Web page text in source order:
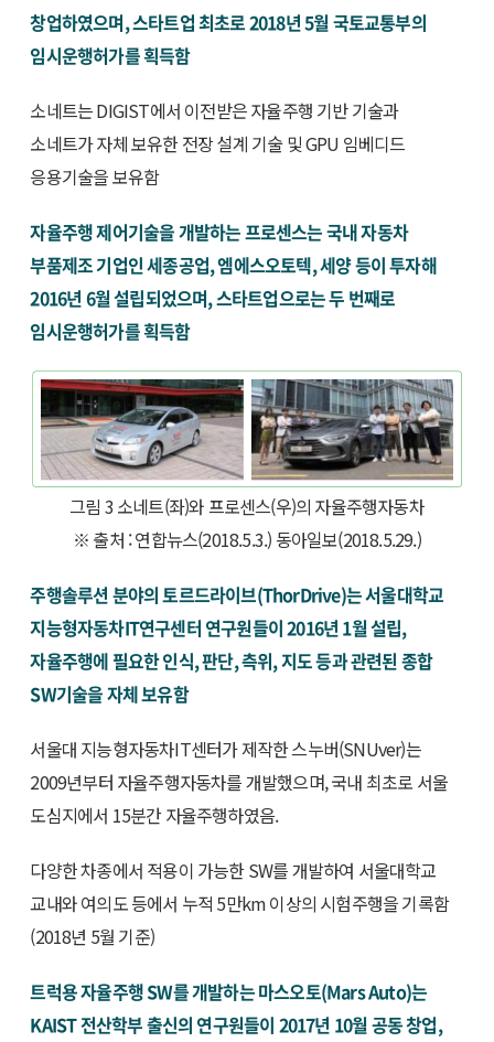
창업하였으며, 스타트업 최초로 2018년 5월 국토교통부의
임시운행허가를 획득함
소네트는 DIGIST에서 이전받은 자율주행 기반 기술과
소네트가 자체 보유한 전장 설계 기술 및 GPU 임베디드
응용기술을 보유함
자율주행 제어기술을 개발하는 프로센스는 국내 자동차
부품제조 기업인 세종공업, 엠에스오토텍, 세양 등이 투자해
2016년 6월 설립되었으며, 스타트업으로는 두 번째로
임시운행허가를 획득함
그림 3 소네트(좌)와 프로센스(우)의 자율주행자동차
※ 출처 : 연합뉴스(2018.5.3.) 동아일보(2018.5.29.)
주행솔루션 분야의 토르드라이브(ThorDrive)는 서울대학교
지능형자동차IT연구센터 연구원들이 2016년 1월 설립,
자율주행에 필요한 인식, 판단, 측위, 지도 등과 관련된 종합
SW기술을 자체 보유함
서울대 지능형자동차IT센터가 제작한 스누버(SNUver)는
2009년부터 자율주행자동차를 개발했으며, 국내 최초로 서울
도심지에서 15분간 자율주행하였음.
다양한 차종에서 적용이 가능한 SW를 개발하여 서울대학교
교내와 여의도 등에서 누적 5만km 이상의 시험주행을 기록함
(2018년 5월 기준)
트럭용 자율주행 SW를 개발하는 마스오토(Mars Auto)는
KAIST 전산학부 출신의 연구원들이 2017년 10월 공동 창업,